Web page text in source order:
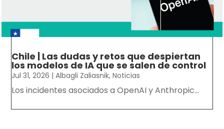
Chile | Las dudas y retos que despiertan
los modelos de IA que se salen de control
Jul 31, 2026 |Albagli Zaliasnik,Noticias
Los incidentes asociados a OpenAI y Anthropic...